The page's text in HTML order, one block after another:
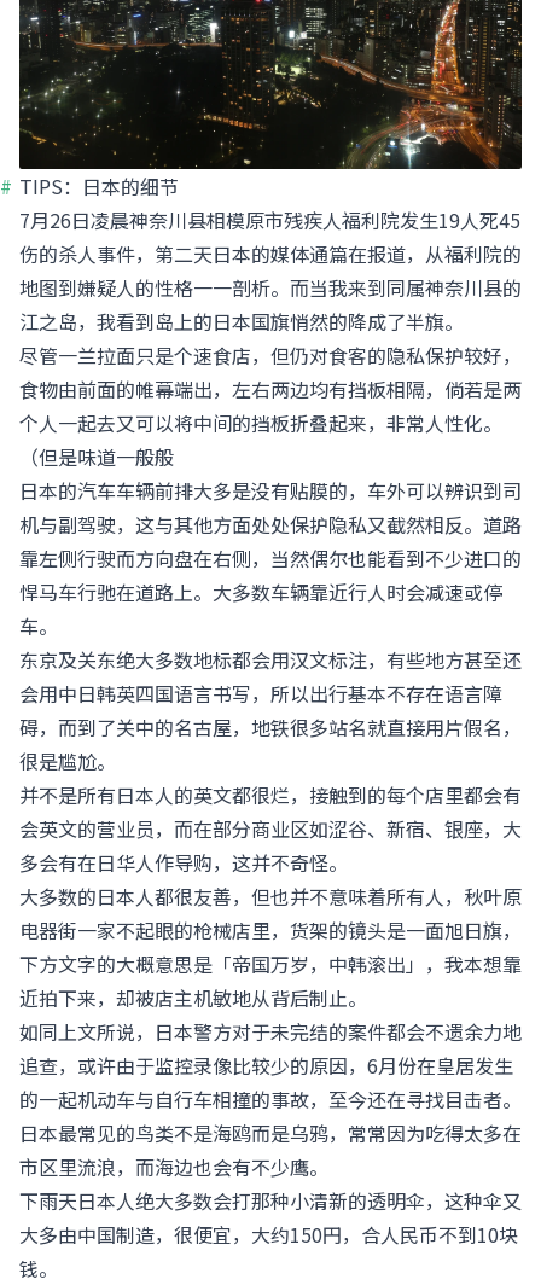
TIPS：日本的细节
7月26日凌晨神奈川县相模原市残疾人福利院发生19人死45
伤的杀人事件，第二天日本的媒体通篇在报道，从福利院的
地图到嫌疑人的性格一一剖析。而当我来到同属神奈川县的
江之岛，我看到岛上的日本国旗悄然的降成了半旗。
尽管一兰拉面只是个速食店，但仍对食客的隐私保护较好，
食物由前面的帷幕端出，左右两边均有挡板相隔，倘若是两
个人一起去又可以将中间的挡板折叠起来，非常人性化。
（但是味道一般般
日本的汽车车辆前排大多是没有贴膜的，车外可以辨识到司
机与副驾驶，这与其他方面处处保护隐私又截然相反。道路
靠左侧行驶而方向盘在右侧，当然偶尔也能看到不少进口的
悍马车行驰在道路上。大多数车辆靠近行人时会减速或停
车。
东京及关东绝大多数地标都会用汉文标注，有些地方甚至还
会用中日韩英四国语言书写，所以出行基本不存在语言障
碍，而到了关中的名古屋，地铁很多站名就直接用片假名，
很是尴尬。
并不是所有日本人的英文都很烂，接触到的每个店里都会有
会英文的营业员，而在部分商业区如涩谷、新宿、银座，大
多会有在日华人作导购，这并不奇怪。
大多数的日本人都很友善，但也并不意味着所有人，秋叶原
电器街一家不起眼的枪械店里，货架的镜头是一面旭日旗，
下方文字的大概意思是「帝国万岁，中韩滚出」，我本想靠
近拍下来，却被店主机敏地从背后制止。
如同上文所说，日本警方对于未完结的案件都会不遗余力地
追查，或许由于监控录像比较少的原因，6月份在皇居发生
的一起机动车与自行车相撞的事故，至今还在寻找目击者。
日本最常见的鸟类不是海鸥而是乌鸦，常常因为吃得太多在
市区里流浪，而海边也会有不少鹰。
下雨天日本人绝大多数会打那种小清新的透明伞，这种伞又
大多由中国制造，很便宜，大约150円，合人民币不到10块
钱。